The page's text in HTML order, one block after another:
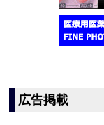
広告掲載